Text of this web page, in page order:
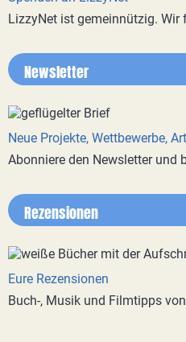
LizzyNet ist gemeinnützig. Wir
Newsletter
Neue Projekte, Wettbewerbe,
Abonniere den Newsletter und
Rezensionen
Eure Rezensionen
Buch-, Musik und Filmtipps